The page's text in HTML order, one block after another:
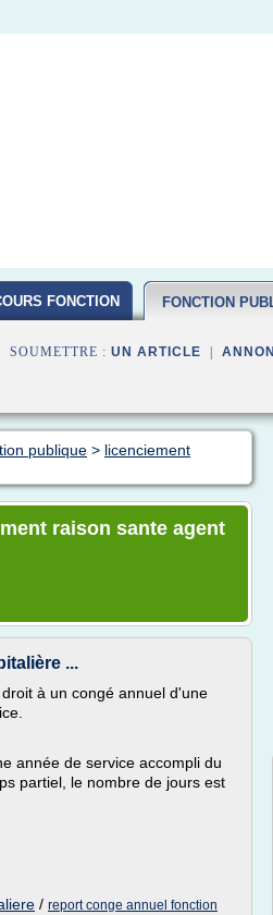
FONCTION
D ETAT 2016
FONCTION
: UN ARTICLE
publique > licenciement
raison sante agent
...
à un congé annuel d'une
année de service accompli du
partiel, le nombre de jours est
/ report conge annuel fonction